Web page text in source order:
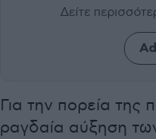
Δείτε
Για την πορεία της
ραγδαία αύξηση